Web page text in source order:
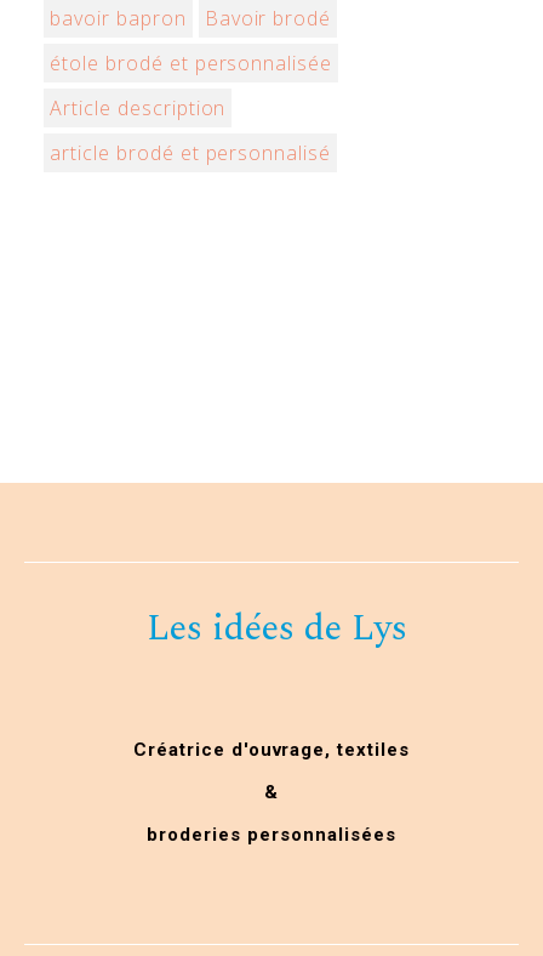
bavoir bapron
Bavoir brodé
étole brodé et personnalisée
Article description
article brodé et personnalisé
Les idées de Lys
Créatrice d'ouvrage, textiles
&
broderies personnalisées